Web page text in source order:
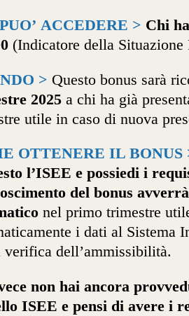
ACCEDERE > Chi
(Indicatore della
> Questo bonus sarà
2025 a chi ha già
utile in caso di nuova
OTTENERE IL BONUS
l’ISEE e possiedi i
del bonus
nel primo trimestre
i dati al Sistema
verifica dell’ammissibilità.
non hai ancora
ISEE e pensi di avere i